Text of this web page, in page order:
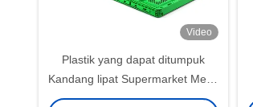
Video
Plastik yang dapat ditumpuk
Kandang lipat Supermarket Mesh
Buah-buahan Sayuran 40 liter